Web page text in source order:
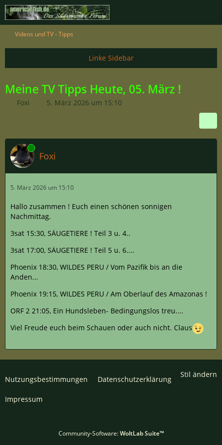
Videos und TV - Tipps
Meine TV Tipps Heute, 05. März !
Foxi 5. März 2026 um 15:10
Online
Foxi
5. März 2026 um 15:10
Hallo zusammen ! Euch einen schönen sonnigen
Nachmittag.
3sat 15:30, SÄUGETIERE ! Teil 3 u. 4..
3sat 17:00, SÄUGETIERE ! Teil 5 u. 6....
Phoenix 18:30, WILDES PERU / Vom Pazifik bis an die
Anden...
Phoenix 19:15, WILDES PERU / Am Oberlauf des Amazonas !
ORF 2 21:05, Ein Hundsleben- Bedingungslos treu....
Viel Freude euch beim Schauen oder auch nicht. Claus
Stil ändern
Nutzungsbestimmungen Datenschutzerklärung
Impressum
Community-Software:WoltLab Suite™